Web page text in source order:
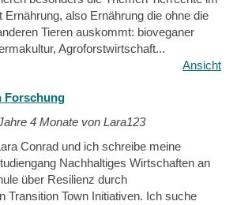
also Ernährung die ohne die
Tieren auskommt: bioveganer
Agroforstwirtschaft...
Ansicht
Forschung
4 Monate von Lara123
Conrad und ich schreibe meine
Nachhaltiges Wirtschaften an
über Resilienz durch
Transition Town Initiativen. Ich suche